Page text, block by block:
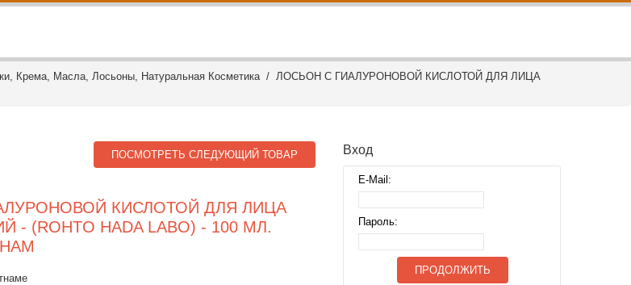
Крема, Масла, Лосьоны, Натуральная Косметика/ ЛОСЬОН С ГИАЛУРОНОВОЙ КИСЛОТОЙ ДЛЯ ЛИЦА
ПОСМОТРЕТЬ СЛЕДУЮЩИЙ ТОВАР
КИСЛОТОЙ ДЛЯ ЛИЦА
(ROHTO HADA LABO) - 100 МЛ.
Вход
E-Mail:
Пароль:
ПРОДОЛЖИТЬ